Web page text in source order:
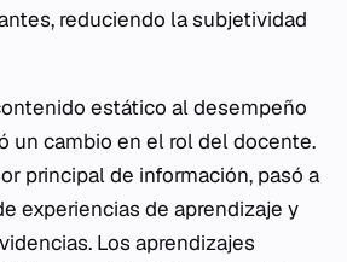
reduciendo la subjetividad
estático al desempeño
un cambio en el rol del docente.
principal de información, pasó a
experiencias de aprendizaje y
Los aprendizajes